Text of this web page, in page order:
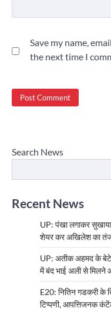
Save my name,
the next time I
Search News
Recent News
UP: पंखा लगाकर
शेयर कर अखिलेश का तंज;
UP: अतीक अहमद के बेटे
में बंद भाई अली से मिलने
E20: नितिन गडकरी के
टिप्पणी, आपत्तिजनक